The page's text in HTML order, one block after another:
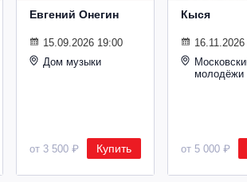
Евгений Онегин
15.09.2026 19:00
Дом музыки
от 3 500 ₽ Купить
Кыся
молодёжи
от 5 000 ₽